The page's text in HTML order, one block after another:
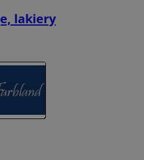
lakiery